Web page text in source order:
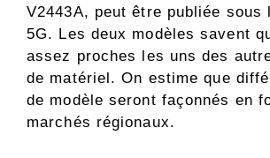
V2443A, peut être publiée sous
5G. Les deux modèles savent
assez proches les uns des
de matériel. On estime que
de modèle seront façonnés en
marchés régionaux.